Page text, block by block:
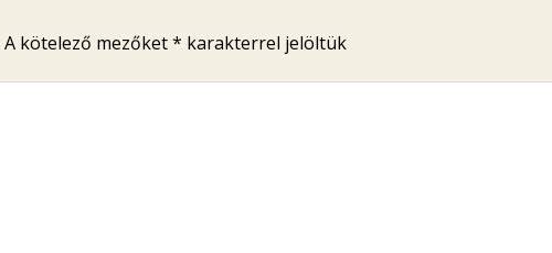
A kötelező mezőket* karakterrel jelöltük